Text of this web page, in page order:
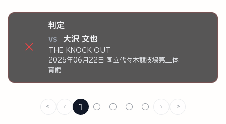
×
判定
vs 大沢 文也
THE KNOCK OUT
2025年06月22日 国立代々木競技場第二体
育館
1 ○ ○ ○ ○